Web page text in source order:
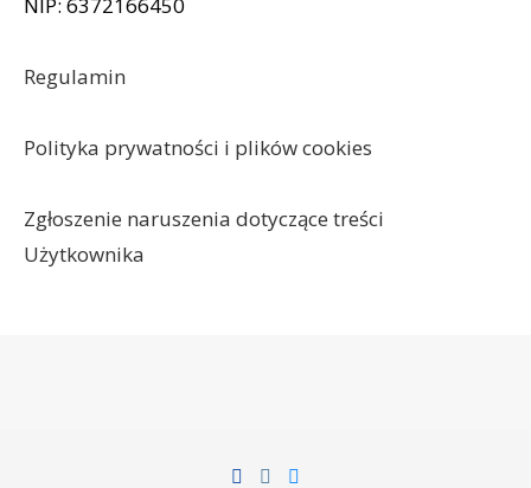
Regulamin
Polityka prywatności i plików cookies
Zgłoszenie naruszenia dotyczące treści
Użytkownika